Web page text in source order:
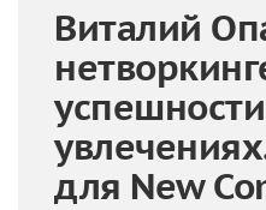
Виталий
для New